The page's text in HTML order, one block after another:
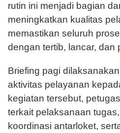
rutin ini menjadi bagian
meningkatkan kualitas
memastikan seluruh
dengan tertib, lancar, dan
Briefing pagi
aktivitas pelayanan
kegiatan tersebut,
terkait pelaksanaan
koordinasi antarloket,